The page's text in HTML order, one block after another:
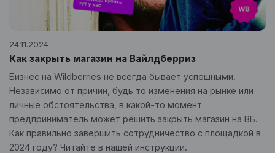
24.11.2024
Как закрыть магазин на Вайлдберриз
Бизнес на Wildberries не всегда бывает успешными.
Независимо от причин, будь то изменения на рынке или
личные обстоятельства, в какой-то момент
предприниматель может решить закрыть магазин на ВБ.
Как правильно завершить сотрудничество с площадкой в
2024 году? Читайте в нашей инструкции.